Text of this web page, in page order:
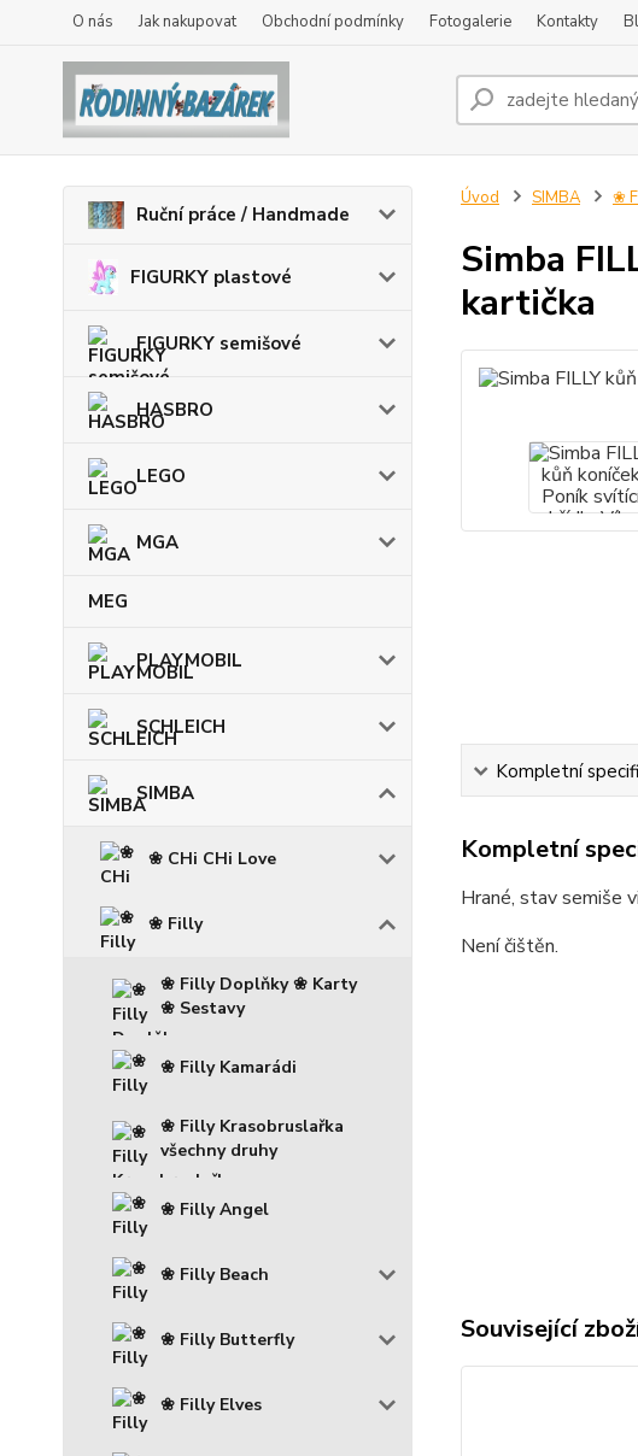
O nás Jak nakupovat Obchodní podmínky Fotogalerie Kontakty
Ruční práce / Handmade
FIGURKY plastové
FIGURKY semišové
HASBRO
LEGO
MGA
MEG
PLAYMOBIL
SCHLEICH
SIMBA
❀ CHi CHi Love
❀ Filly
❀ Filly Doplňky ❀ Karty
❀ Sestavy
❀ Filly Kamarádi
❀ Filly Krasobruslařka
všechny druhy
❀ Filly Angel
❀ Filly Beach
❀ Filly Butterfly
❀ Filly Elves
Úvod SIMBA ❀
Simba
kartička
Kompletní
Kompletní
Hrané, stav semiše
Není čištěn.
Související